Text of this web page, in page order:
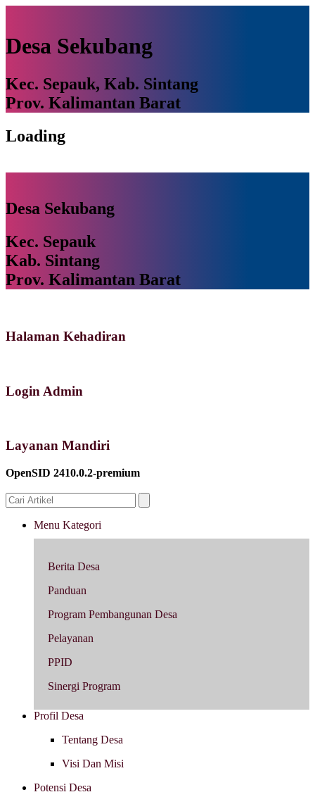
Desa Sekubang
Kec. Sepauk, Kab. Sintang
Prov. Kalimantan Barat
Loading
Desa Sekubang
Kec. Sepauk
Kab. Sintang
Prov. Kalimantan Barat
Halaman Kehadiran
Login Admin
Layanan Mandiri
OpenSID 2410.0.2-premium
Menu Kategori
Berita Desa
Panduan
Program Pembangunan Desa
Pelayanan
PPID
Sinergi Program
Profil Desa
Tentang Desa
Visi Dan Misi
Potensi Desa